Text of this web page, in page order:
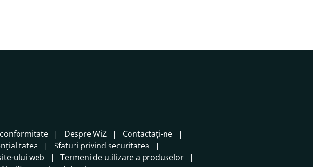
Despre WiZ
Contactați-ne
Sfaturi privind securitatea
ului web
Termeni de utilizare a produselor